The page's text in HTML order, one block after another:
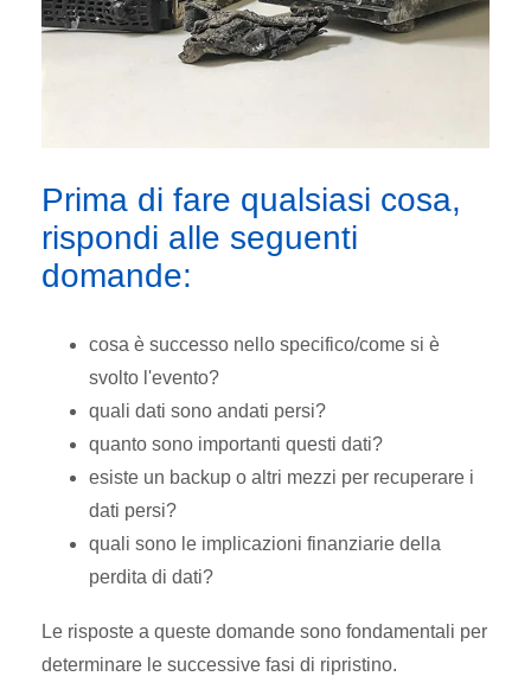
Prima di fare qualsiasi cosa,
rispondi alle seguenti
domande:
cosa è successo nello specifico/come si è
svolto l'evento?
quali dati sono andati persi?
quanto sono importanti questi dati?
esiste un backup o altri mezzi per recuperare i
dati persi?
quali sono le implicazioni finanziarie della
perdita di dati?
Le risposte a queste domande sono fondamentali per
determinare le successive fasi di ripristino.